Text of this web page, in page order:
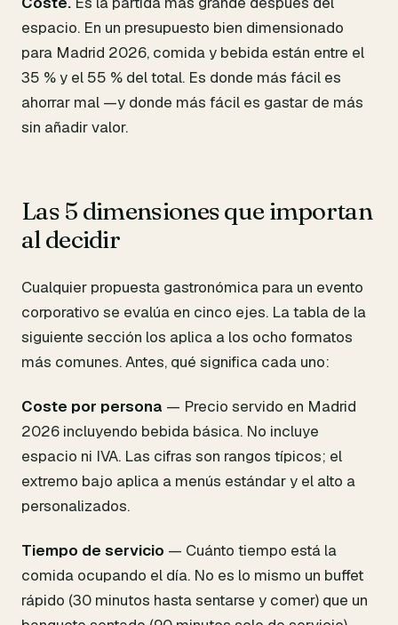
espacio. En un presupuesto bien dimensionado
para Madrid 2026, comida y bebida están entre el
35 % y el 55 % del total. Es donde más fácil es
ahorrar mal —y donde más fácil es gastar de más
sin añadir valor.
Las 5 dimensiones que importan
al decidir
Cualquier propuesta gastronómica para un evento
corporativo se evalúa en cinco ejes. La tabla de la
siguiente sección los aplica a los ocho formatos
más comunes. Antes, qué significa cada uno:
Coste por persona — Precio servido en Madrid
2026 incluyendo bebida básica. No incluye
espacio ni IVA. Las cifras son rangos típicos; el
extremo bajo aplica a menús estándar y el alto a
personalizados.
Tiempo de servicio — Cuánto tiempo está la
comida ocupando el día. No es lo mismo un buffet
rápido (30 minutos hasta sentarse y comer) que un